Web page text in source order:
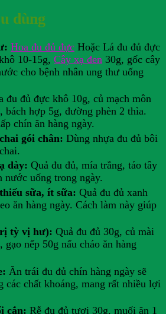
dùng
Hoa đu đủ đực Hoặc Lá đu đủ đực
10-15g, Cây xạ đen 30g, gốc cây
cho bệnh nhân ung thư uống
đu đủ đực khô 10g, củ mạch môn
bách hợp 5g, đường phèn 2 thìa.
chín ăn hàng ngày.
gói chân: Dùng nhựa đu đủ bôi
dày: Quả đu đủ, mía trắng, táo tây
uống trong ngày.
sữa, ít sữa: Quả đu đủ xanh
ăn hàng ngày. Cách làm này giúp
tỳ vị hư): Quả đu đủ 30g, củ mài
gạo nếp 50g nấu cháo ăn hàng
Ăn trái đu đủ chín hàng ngày sẽ
các chất khoáng, mang rất nhiều lợi
cắn: Rễ đu đủ tươi 30g, muối ăn 1